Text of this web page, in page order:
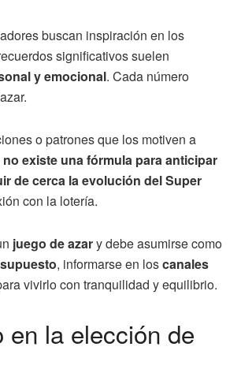
buscan inspiración en los
significativos suelen
y emocional. Cada número
o patrones que los motiven a
no existe una fórmula para anticipar
de cerca la evolución del Super
con la lotería.
juego de azary debe asumirse como
, informarse en loscanales
vivirlo con tranquilidad y equilibrio.
la elección de